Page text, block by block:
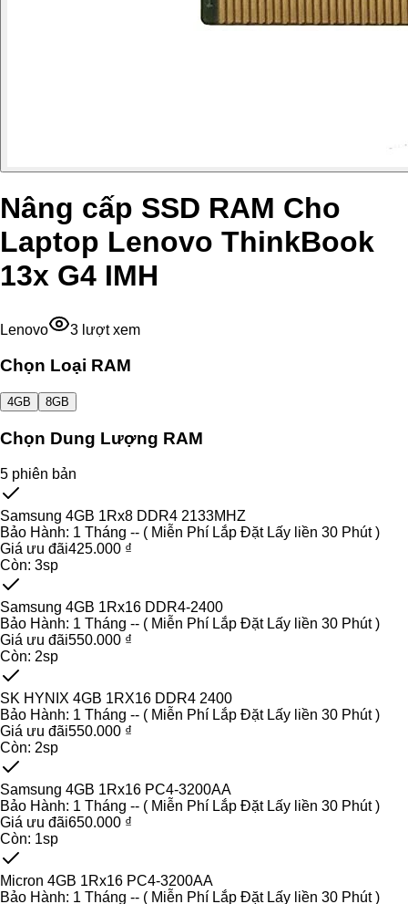
Nâng cấp SSD RAM Cho
Laptop Lenovo ThinkBook
13x G4 IMH
Lenovo 3 lượt xem
Chọn Loại RAM
4GB 8GB
Chọn Dung Lượng RAM
5 phiên bản
Samsung 4GB 1Rx8 DDR4 2133MHZ
Bảo Hành: 1 Tháng -- ( Miễn Phí Lắp Đặt Lấy liền 30 Phút )
Giá ưu đãi425.000 ₫
Còn: 3sp
Samsung 4GB 1Rx16 DDR4-2400
Bảo Hành: 1 Tháng -- ( Miễn Phí Lắp Đặt Lấy liền 30 Phút )
Giá ưu đãi550.000 ₫
Còn: 2sp
SK HYNIX 4GB 1RX16 DDR4 2400
Bảo Hành: 1 Tháng -- ( Miễn Phí Lắp Đặt Lấy liền 30 Phút )
Giá ưu đãi550.000 ₫
Còn: 2sp
Samsung 4GB 1Rx16 PC4-3200AA
Bảo Hành: 1 Tháng -- ( Miễn Phí Lắp Đặt Lấy liền 30 Phút )
Giá ưu đãi650.000 ₫
Còn: 1sp
Micron 4GB 1Rx16 PC4-3200AA
Bảo Hành: 1 Tháng -- ( Miễn Phí Lắp Đặt Lấy liền 30 Phút )